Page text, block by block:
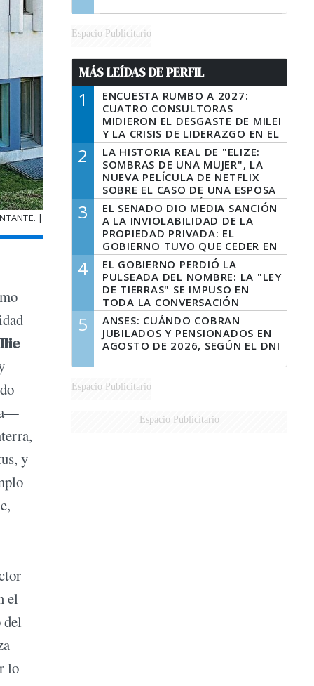
|
y
el
del
lo
Espacio Publicitario
MÁS LEÍDAS DE PERFIL
1
ENCUESTA RUMBO A 2027:
CUATRO CONSULTORAS
MIDIERON EL DESGASTE DE MILEI
Y LA CRISIS DE LIDERAZGO EN EL
PERONISMO
2
LA HISTORIA REAL DE "ELIZE:
SOMBRAS DE UNA MUJER", LA
NUEVA PELÍCULA DE NETFLIX
SOBRE EL CASO DE UNA ESPOSA
QUE DESCUARTIZÓ A SU
MARIDO
3
EL SENADO DIO MEDIA SANCIÓN
A LA INVIOLABILIDAD DE LA
PROPIEDAD PRIVADA: EL
GOBIERNO TUVO QUE CEDER EN
LA LEY DEL MANEJO DEL FUEGO
4
EL GOBIERNO PERDIÓ LA
PULSEADA DEL NOMBRE: LA "LEY
DE TIERRAS" SE IMPUSO EN
TODA LA CONVERSACIÓN
DIGITAL
5
ANSES: CUÁNDO COBRAN
JUBILADOS Y PENSIONADOS EN
AGOSTO DE 2026, SEGÚN EL DNI
Espacio Publicitario
Espacio Publicitario